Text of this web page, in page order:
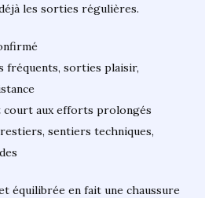
les sorties régulières.
fréquents, sorties plaisir,
court aux efforts prolongés
sentiers techniques,
équilibrée en fait une chaussure